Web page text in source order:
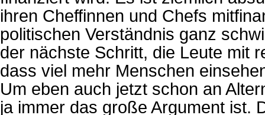
ihren Cheffinnen und Chefs
politischen Verständnis ganz
der nächste Schritt, die Leute mit
dass viel mehr Menschen
Um eben auch jetzt schon an
ja immer das große Argument ist.